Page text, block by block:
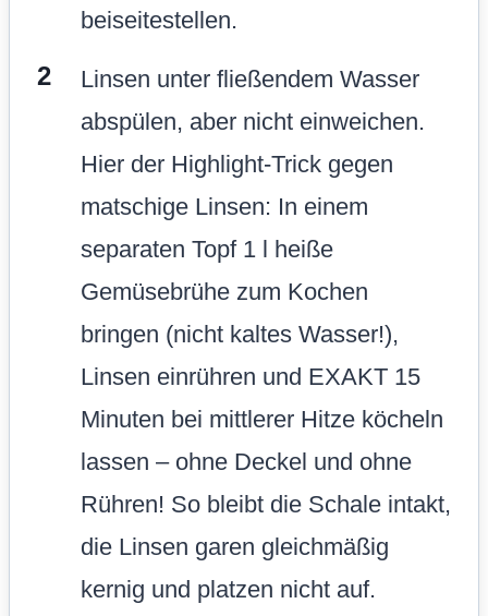
beiseitestellen.
Linsen unter fließendem Wasser
abspülen, aber nicht einweichen.
Hier der Highlight-Trick gegen
matschige Linsen: In einem
separaten Topf 1 l heiße
Gemüsebrühe zum Kochen
bringen (nicht kaltes Wasser!),
Linsen einrühren und EXAKT 15
Minuten bei mittlerer Hitze köcheln
lassen – ohne Deckel und ohne
Rühren! So bleibt die Schale intakt,
die Linsen garen gleichmäßig
kernig und platzen nicht auf.